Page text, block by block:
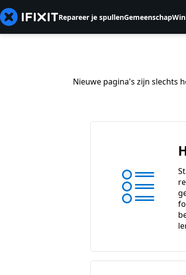
Repareer je spullenGemeenschap
Nieuwe pagina's zijn slechts